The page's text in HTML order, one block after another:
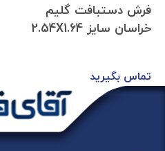
فرش دستبافت گلیم
خراسان سایز 2.54X1.64
تماس بگیرید